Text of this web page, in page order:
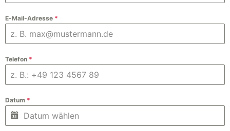
E-Mail-Adresse *
Telefon *
Datum *